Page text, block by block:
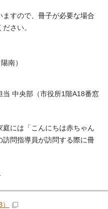
すので、冊子が必要な場合
さい。
南）
中央部（市役所1階A18番窓
には「こんにちは赤ちゃん
問指導員が訪問する際に冊